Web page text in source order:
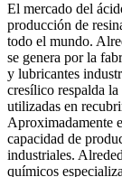
El mercado del
producción de
todo el mundo.
se genera por la
y lubricantes
cresílico respalda
utilizadas en
Aproximadamente
capacidad de
industriales.
químicos